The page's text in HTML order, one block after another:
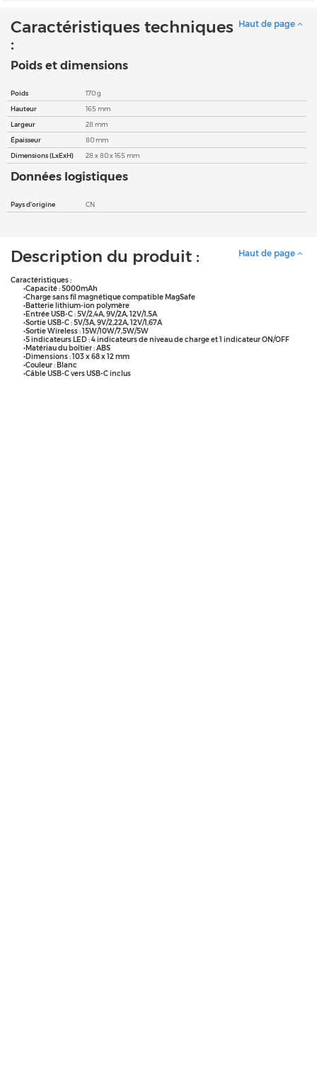
Haut de page
Caractéristiques techniques
:
Poids et dimensions
Poids
170 g
Hauteur
165 mm
Largeur
28 mm
Épaisseur
80 mm
Dimensions (LxExH)
28 x 80 x 165 mm
Données logistiques
Pays d'origine CN
Haut de page
Description du produit :
Caractéristiques :
•Capacité : 5000mAh
•Charge sans fil magnétique compatible MagSafe
•Batterie lithium-ion polymère
•Entrée USB-C : 5V/2,4A, 9V/2A, 12V/1,5A
•Sortie USB-C : 5V/3A, 9V/2,22A, 12V/1,67A
•Sortie Wireless : 15W/10W/7,5W/5W
•5 indicateurs LED : 4 indicateurs de niveau de charge et 1 indicateur ON/OFF
•Matériau du boîtier : ABS
•Dimensions : 103 x 68 x 12 mm
•Couleur : Blanc
•Câble USB-C vers USB-C inclus